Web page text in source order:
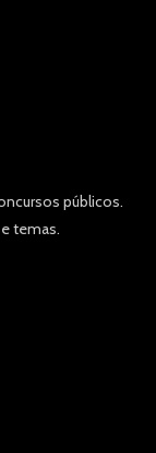
públicos.
temas.